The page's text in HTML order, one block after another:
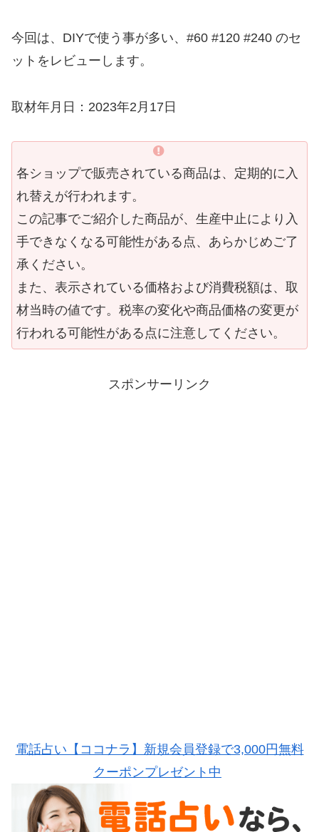
今回は、DIYで使う事が多い、#60 #120 #240 のセ
ットをレビューします。
取材年月日：2023年2月17日
各ショップで販売されている商品は、定期的に入
れ替えが行われます。
この記事でご紹介した商品が、生産中止により入
手できなくなる可能性がある点、あらかじめご了
承ください。
また、表示されている価格および消費税額は、取
材当時の値です。税率の変化や商品価格の変更が
行われる可能性がある点に注意してください。
スポンサーリンク
電話占い【ココナラ】新規会員登録で3,000円無料
クーポンプレゼント中